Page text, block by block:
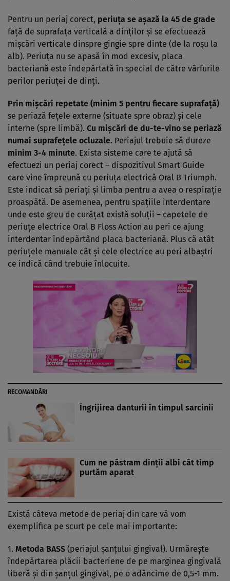
Pentru un periaj corect, periuţa se aşază la 45 de grade
faţă de suprafaţa verticală a dinţilor şi se efectuează
mişcări verticale dinspre gingie spre dinte (de la roşu la
alb). Periuţa nu se apasă în mod excesiv, placa
bacteriană este îndepărtată în special de către vârfurile
perilor periuţei de dinţi.
Prin mişcări repetate (minim 5 pentru fiecare suprafaţă)
se periază feţele externe (situate spre obraz) şi cele
interne (spre limbă). Cu mişcări de du-te-vino se periază
numai suprafeţele ocluzale. Periajul trebuie să dureze
minim 3-4 minute. Exista sisteme care te ajută să
efectuezi un periaj corect – dispozitivul Smart Guide
care vine împreună cu periuţa electrică Oral B Triumph.
Este indicat să periaţi şi limba pentru a avea o respiraţie
proaspătă. De asemenea, pentru spaţiile interdentare
unde este greu de curăţat există soluţii – capetele de
periuţe electrice Oral B Floss Action au peri ce ajung
interdentar îndepărtând placa bacteriană. Plus că atât
periuţele manuale cât şi cele electrice au peri albaştri
ce indică când trebuie înlocuite.
RECOMANDĂRI
Îngrijirea danturii în timpul sarcinii
Cum ne păstram dinţii albi cât timp
purtăm aparat
Există câteva metode de periaj din care vă vom
exemplifica pe scurt pe cele mai importante:
1. Metoda BASS (periajul şanţului gingival). Urmăreşte
îndepărtarea plăcii bacteriene de pe marginea gingivală
liberă şi din şanţul gingival, pe o adâncime de 0,5-1 mm.